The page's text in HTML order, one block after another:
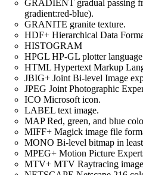
GRADIENT gradual passing
gradient:red-blue).
GRANITE granite texture.
HDF+ Hierarchical Data
HISTOGRAM
HPGL HP-GL plotter
HTML Hypertext Markup
JBIG+ Joint Bi-level Image
JPEG Joint Photographic
ICO Microsoft icon.
LABEL text image.
MAP Red, green, and blue
MIFF+ Magick image file
MONO Bi-level bitmap in
MPEG+ Motion Picture
MTV+ MTV Raytracing